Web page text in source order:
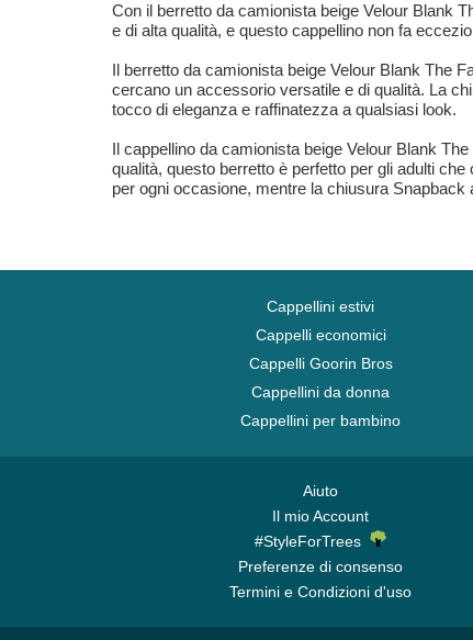
Con il berretto da camionista beige Velour Blank
e di alta qualità, e questo cappellino non fa
Il berretto da camionista beige Velour Blank The
cercano un accessorio versatile e di qualità. La
tocco di eleganza e raffinatezza a qualsiasi look.
Il cappellino da camionista beige Velour Blank
qualità, questo berretto è perfetto per gli adulti
per ogni occasione, mentre la chiusura
Cappellini estivi
Cappelli economici
Cappelli Goorin Bros
Cappellini da donna
Cappellini per bambino
Aiuto
Il mio Account
#StyleForTrees
Preferenze di consenso
Termini e Condizioni d'uso